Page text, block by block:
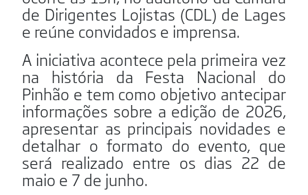
de Dirigentes Lojistas (CDL) de Lages
e reúne convidados e imprensa.
A iniciativa acontece pela primeira vez
na história da Festa Nacional do
Pinhão e tem como objetivo antecipar
informações sobre a edição de 2026,
apresentar as principais novidades e
detalhar o formato do evento, que
será realizado entre os dias 22 de
maio e 7 de junho.